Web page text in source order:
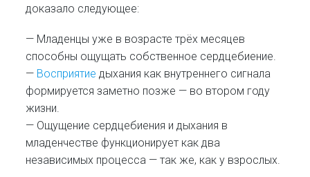
доказало следующее:
— Младенцы уже в возрасте трёх месяцев
способны ощущать собственное сердцебиение.
— Восприятие дыхания как внутреннего сигнала
формируется заметно позже — во втором году
жизни.
— Ощущение сердцебиения и дыхания в
младенчестве функционирует как два
независимых процесса — так же, как у взрослых.